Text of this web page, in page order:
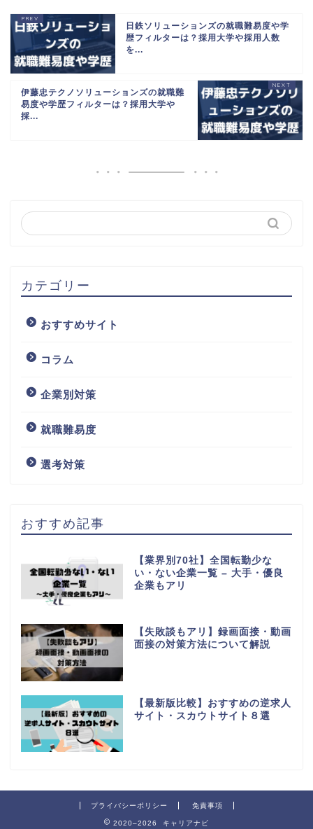
日鉄ソリューションズの就職難易度や学
歴フィルターは？採用大学や採用人数
を...
伊藤忠テクノソリューションズの就職難
易度や学歴フィルターは？採用大学や
採...
カテゴリー
おすすめサイト
コラム
企業別対策
就職難易度
選考対策
おすすめ記事
【業界別70社】全国転勤少な
い・ない企業一覧 – 大手・優良
企業もアリ
【失敗談もアリ】録画面接・動画
面接の対策方法について解説
【最新版比較】おすすめの逆求人
サイト・スカウトサイト８選
プライバシーポリシー 免責事項
2020–2026 キャリアナビ